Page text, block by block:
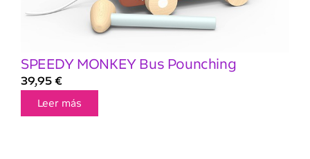
SPEEDY MONKEY Bus Pounching
39,95 €
Leer más